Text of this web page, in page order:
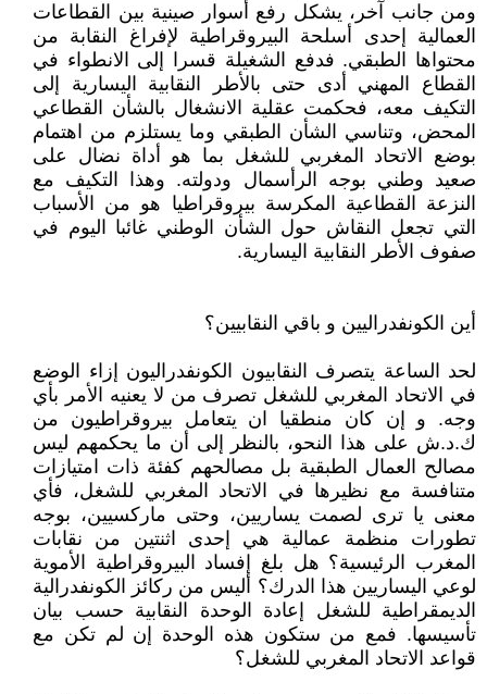
ومن جانب آخر، يشكل رفع أسوار صينية بين القطاعات
العمالية إحدى أسلحة البيروقراطية لإفراغ النقابة من
محتواها الطبقي. فدفع الشغيلة قسرا إلى الانطواء في
القطاع المهني أدى حتى بالأطر النقابية اليسارية إلى
التكيف معه، فحكمت عقلية الانشغال بالشأن القطاعي
المحض، وتناسي الشأن الطبقي وما يستلزم من اهتمام
بوضع الاتحاد المغربي للشغل بما هو أداة نضال على
صعيد وطني بوجه الرأسمال ودولته. وهذا التكيف مع
النزعة القطاعية المكرسة بيروقراطيا هو من الأسباب
التي تجعل النقاش حول الشأن الوطني غائبا اليوم في
صفوف الأطر النقابية اليسارية.
أين الكونفدراليين و باقي النقابيين؟
لحد الساعة يتصرف النقابيون الكونفدراليون إزاء الوضع
في الاتحاد المغربي للشغل تصرف من لا يعنيه الأمر بأي
وجه. و إن كان منطقيا ان يتعامل بيروقراطيون من
ك.د.ش على هذا النحو، بالنظر إلى أن ما يحكمهم ليس
مصالح العمال الطبقية بل مصالحهم كفئة ذات امتيازات
متنافسة مع نظيرها في الاتحاد المغربي للشغل، فأي
معنى يا ترى لصمت يساريين، وحتى ماركسيين، بوجه
تطورات منظمة عمالية هي إحدى اثنتين من نقابات
المغرب الرئيسية؟ هل بلغ إفساد البيروقراطية الأموية
لوعي اليساريين هذا الدرك؟ أليس من ركائز الكونفدرالية
الديمقراطية للشغل إعادة الوحدة النقابية حسب بيان
تأسيسها. فمع من ستكون هذه الوحدة إن لم تكن مع
قواعد الاتحاد المغربي للشغل؟